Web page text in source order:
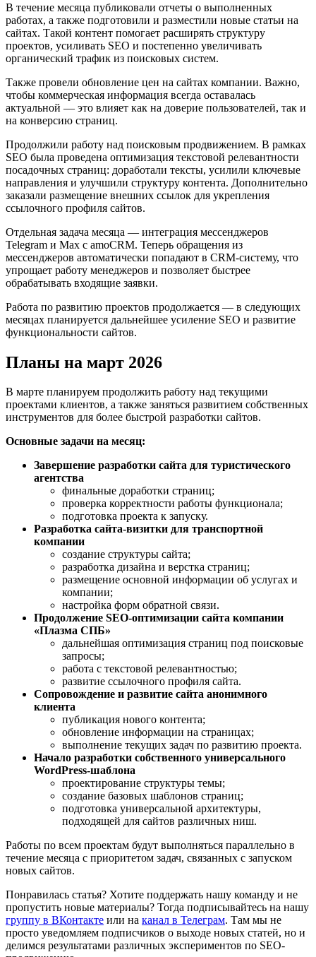
В течение месяца публиковали отчеты о выполненных
работах, а также подготовили и разместили новые статьи на
сайтах. Такой контент помогает расширять структуру
проектов, усиливать SEO и постепенно увеличивать
органический трафик из поисковых систем.
Также провели обновление цен на сайтах компании. Важно,
чтобы коммерческая информация всегда оставалась
актуальной — это влияет как на доверие пользователей, так и
на конверсию страниц.
Продолжили работу над поисковым продвижением. В рамках
SEO была проведена оптимизация текстовой релевантности
посадочных страниц: доработали тексты, усилили ключевые
направления и улучшили структуру контента. Дополнительно
заказали размещение внешних ссылок для укрепления
ссылочного профиля сайтов.
Отдельная задача месяца — интеграция мессенджеров
Telegram и Max с amoCRM. Теперь обращения из
мессенджеров автоматически попадают в CRM-систему, что
упрощает работу менеджеров и позволяет быстрее
обрабатывать входящие заявки.
Работа по развитию проектов продолжается — в следующих
месяцах планируется дальнейшее усиление SEO и развитие
функциональности сайтов.
Планы на март 2026
В марте планируем продолжить работу над текущими
проектами клиентов, а также заняться развитием собственных
инструментов для более быстрой разработки сайтов.
Основные задачи на месяц:
Завершение разработки сайта для туристического
агентства
финальные доработки страниц;
проверка корректности работы функционала;
подготовка проекта к запуску.
Разработка сайта-визитки для транспортной
компании
создание структуры сайта;
разработка дизайна и верстка страниц;
размещение основной информации об услугах и
компании;
настройка форм обратной связи.
Продолжение SEO-оптимизации сайта компании
«Плазма СПБ»
дальнейшая оптимизация страниц под поисковые
запросы;
работа с текстовой релевантностью;
развитие ссылочного профиля сайта.
Сопровождение и развитие сайта анонимного
клиента
публикация нового контента;
обновление информации на страницах;
выполнение текущих задач по развитию проекта.
Начало разработки собственного универсального
WordPress-шаблона
проектирование структуры темы;
создание базовых шаблонов страниц;
подготовка универсальной архитектуры,
подходящей для сайтов различных ниш.
Работы по всем проектам будут выполняться параллельно в
течение месяца с приоритетом задач, связанных с запуском
новых сайтов.
Понравилась статья? Хотите поддержать нашу команду и не
пропустить новые материалы? Тогда подписывайтесь на нашу
группу в ВКонтакте или на канал в Телеграм. Там мы не
просто уведомляем подписчиков о выходе новых статей, но и
делимся результатами различных экспериментов по SEO-